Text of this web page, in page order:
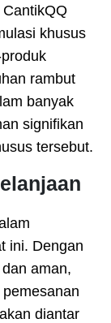
khusus
rambut
banyak
signifikan
tersebut.
ini. Dengan
aman,
diantar